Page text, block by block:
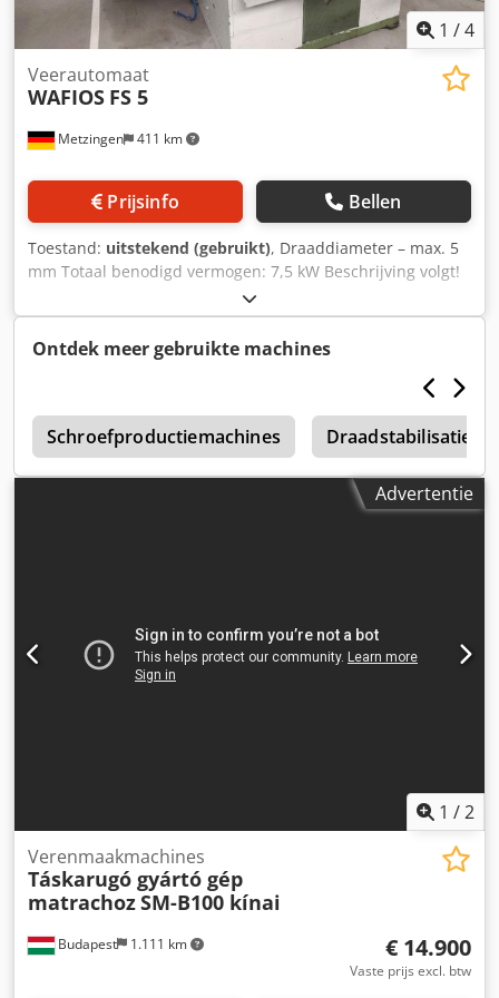
1 /4
Metzingen 411 km
Veerautomaat
WAFIOS FS 5
Prijsinfo Bellen
Toestand: uitstekend (gebruikt), Draaddiameter – max. 5
mm Totaal benodigd vermogen: 7,5 kW Beschrijving volgt!
Ontdek meer gebruikte machines
Schroefproductiemachines
Advertentie
1 /2
Budapest 1.111 km
Verenmaakmachines
Táskarugó gyártó gép
matrachozSM-B100 kínai
€ 14.900
Vaste prijs excl. btw